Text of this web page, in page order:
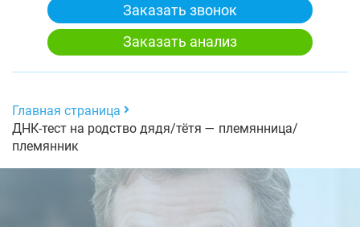
Заказать звонок
Заказать анализ
Главная страница
ДНК-тест на родство дядя/тётя — племянница/
племянник